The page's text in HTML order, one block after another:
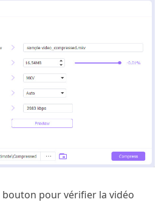
bouton pour vérifier la vidéo